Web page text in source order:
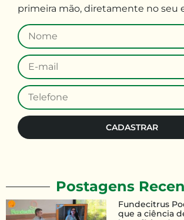
Fundecitrus
que a ciência
Postagens
primeira mão, diretamente no seu
CADASTRAR